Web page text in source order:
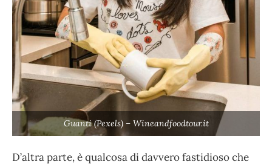
Guanti (Pexels) – Wineandfoodtour.it
D’altra parte, è qualcosa di davvero fastidioso che